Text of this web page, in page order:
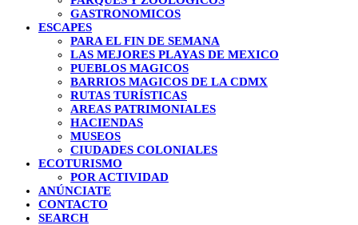
GASTRONOMICOS
ESCAPES
PARA EL FIN DE SEMANA
LAS MEJORES PLAYAS DE MEXICO
PUEBLOS MAGICOS
BARRIOS MAGICOS DE LA CDMX
RUTAS TURÍSTICAS
AREAS PATRIMONIALES
HACIENDAS
MUSEOS
CIUDADES COLONIALES
ECOTURISMO
POR ACTIVIDAD
ANÚNCIATE
CONTACTO
SEARCH